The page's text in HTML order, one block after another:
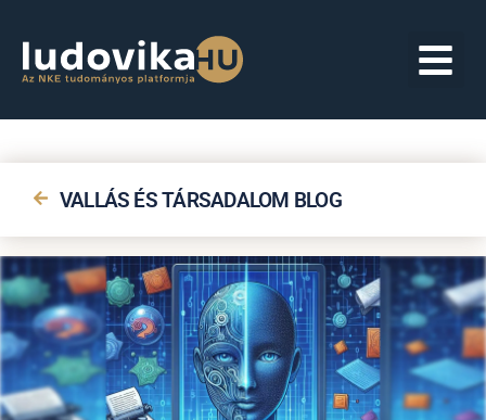
VALLÁS ÉS TÁRSADALOM BLOG